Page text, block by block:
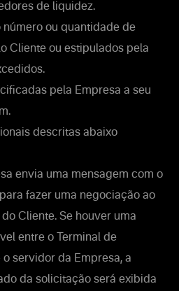
de liquidez.
ou quantidade de
Cliente ou estipulados pela
pela Empresa a seu
descritas abaixo
envia uma mensagem com o
fazer uma negociação ao
Cliente. Se houver uma
entre o Terminal de
servidor da Empresa, a
da solicitação será exibida